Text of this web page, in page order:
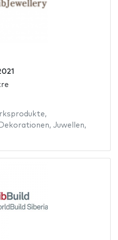
,
Dekorationen, Juwellen,